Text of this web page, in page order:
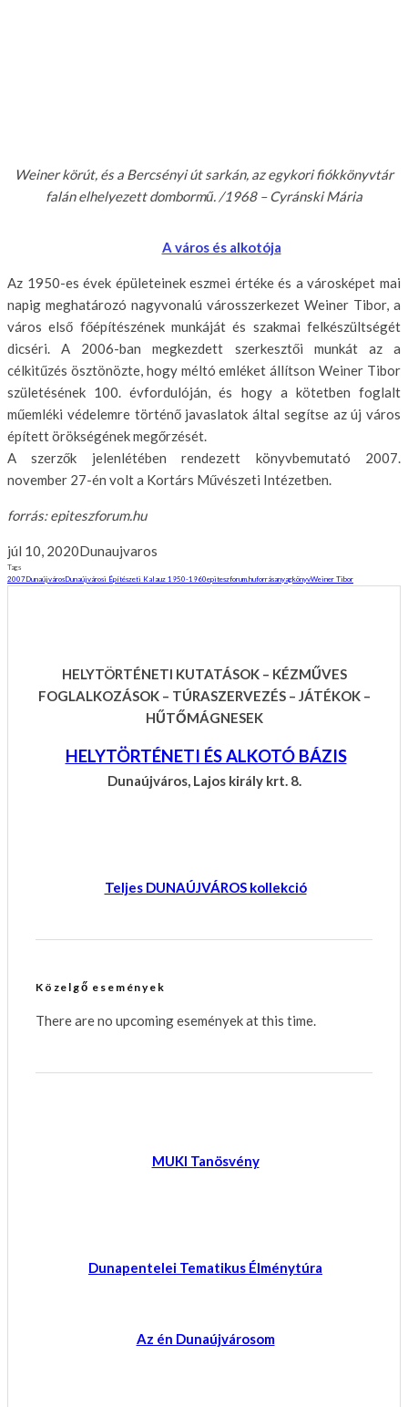
Weiner körút, és a Bercsényi út sarkán, az egykori fiókkönyvtár
falán elhelyezett dombormű. /1968 – Cyránski Mária
A város és alkotója
Az 1950-es évek épületeinek eszmei értéke és a városképet mai
napig meghatározó nagyvonalú városszerkezet Weiner Tibor, a
város első főépítészének munkáját és szakmai felkészültségét
dicséri. A 2006-ban megkezdett szerkesztői munkát az a
célkitűzés ösztönözte, hogy méltó emléket állítson Weiner Tibor
születésének 100. évfordulóján, és hogy a kötetben foglalt
műemléki védelemre történő javaslatok által segítse az új város
épített örökségének megőrzését.
A szerzők jelenlétében rendezett könyvbemutató 2007.
november 27-én volt a Kortárs Művészeti Intézetben.
forrás: epiteszforum.hu
júl 10, 2020Dunaujvaros
Tags
2007DunaújvárosDunaújvárosi Építészeti Kalauz 1950-1960epiteszforum.huforrásanyagkönyvWeiner Tibor
HELYTÖRTÉNETI KUTATÁSOK – KÉZMŰVES
FOGLALKOZÁSOK – TÚRASZERVEZÉS – JÁTÉKOK –
HŰTŐMÁGNESEK
HELYTÖRTÉNETI ÉS ALKOTÓ BÁZIS
Dunaújváros, Lajos király krt. 8.
Teljes DUNAÚJVÁROS kollekció
Közelgő események
There are no upcoming események at this time.
MUKI Tanösvény
Dunapentelei Tematikus Élménytúra
Az én Dunaújvárosom